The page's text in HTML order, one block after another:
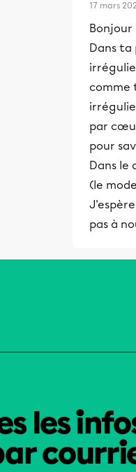
17 mars
Bonjour
Dans ta
comme
par
pour
Dans le
(le
pas à
les